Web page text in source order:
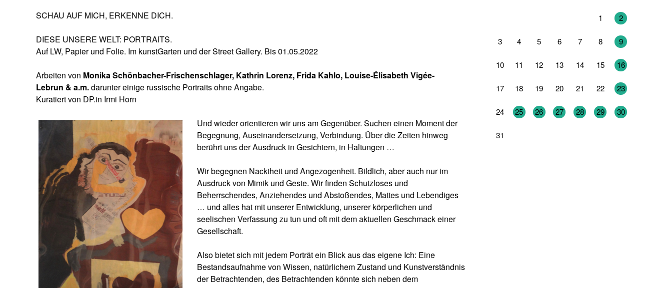
SCHAU AUF MICH, ERKENNE DICH.
DIESE UNSERE WELT: PORTRAITS.
Auf LW, Papier und Folie. Im kunstGarten und der Street Gallery. Bis 01.05.2022
Arbeiten von Monika Schönbacher-Frischenschlager, Kathrin Lorenz, Frida Kahlo, Louise-Élisabeth Vigée-
Lebrun & a.m.darunter einige russische Portraits ohne Angabe.
Kuratiert von DP.in Irmi Horn
Und wieder orientieren wir uns am Gegenüber. Suchen einen Moment der
Begegnung, Auseinandersetzung, Verbindung. Über die Zeiten hinweg
berührt uns der Ausdruck in Gesichtern, in Haltungen …
Wir begegnen Nacktheit und Angezogenheit. Bildlich, aber auch nur im
Ausdruck von Mimik und Geste. Wir finden Schutzloses und
Beherrschendes, Anziehendes und Abstoßendes, Mattes und Lebendiges
… und alles hat mit unserer Entwicklung, unserer körperlichen und
seelischen Verfassung zu tun und oft mit dem aktuellen Geschmack einer
Gesellschaft.
Also bietet sich mit jedem Porträt ein Blick aus das eigene Ich: Eine
Bestandsaufnahme von Wissen, natürlichem Zustand und Kunstverständnis
der Betrachtenden, des Betrachtenden könnte sich neben dem
1 2
3 4 5 6 7 8 9
10 11 12 13 14 15 16
17 18 19 20 21 22 23
24 25 26 27 28 29 30
31